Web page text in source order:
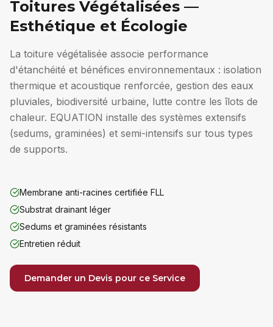
Toitures Végétalisées —
Esthétique et Écologie
La toiture végétalisée associe performance
d'étanchéité et bénéfices environnementaux : isolation
thermique et acoustique renforcée, gestion des eaux
pluviales, biodiversité urbaine, lutte contre les îlots de
chaleur. EQUATION installe des systèmes extensifs
(sedums, graminées) et semi-intensifs sur tous types
de supports.
Membrane anti-racines certifiée FLL
Substrat drainant léger
Sedums et graminées résistants
Entretien réduit
Demander un Devis pour ce Service